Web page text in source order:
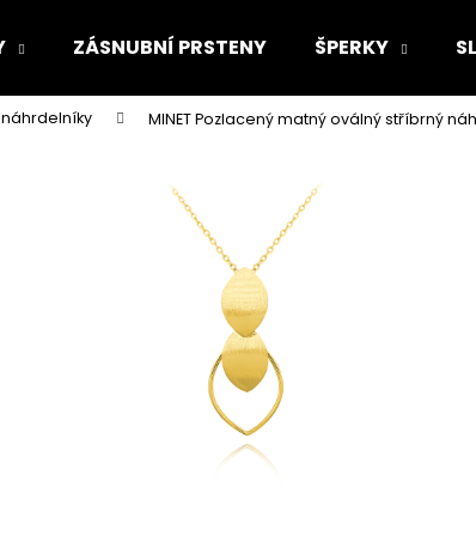
ZÁSNUBNÍ PRSTENY ŠPERKY
MINET Pozlacený matný oválný stříbrný
Co potřebujete najít?
Doporučujeme